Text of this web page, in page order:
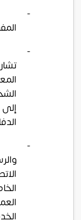
-
-
-